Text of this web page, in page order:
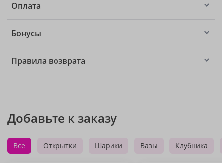
Оплата
Бонусы
Правила возврата
Добавьте к заказу
Все Открытки Шарики Вазы Клубника